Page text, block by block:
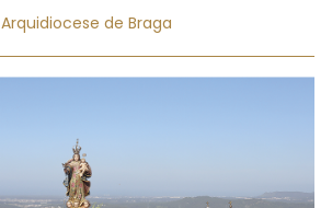
Arquidiocese de Braga